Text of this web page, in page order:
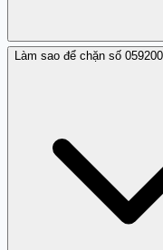
Trang Trắng khuyên
Làm sao để chặn số